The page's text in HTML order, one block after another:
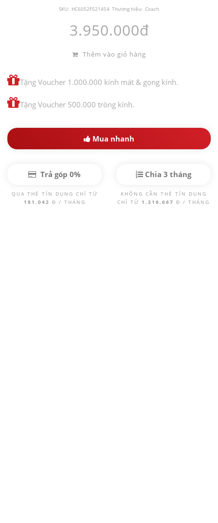
SKU: HC6052F521454 Thương hiệu: Coach
3.950.000đ
Thêm vào giỏ hàng
Tặng Voucher 1.000.000 kính mát & gọng kính.
Tặng Voucher 500.000 tròng kính.
Mua nhanh
Trả góp 0%
QUA THẺ TÍN DỤNG CHỈ TỪ
181.042 Đ / THÁNG
Chia 3 tháng
KHÔNG CẦN THẺ TÍN DỤNG
CHỈ TỪ 1.316.667 Đ / THÁNG